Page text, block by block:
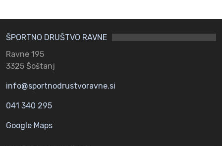
ŠPORTNO DRUŠTVO RAVNE
Ravne 195
3325 Šoštanj
info@sportnodrustvoravne.si
041 340 295
Google Maps